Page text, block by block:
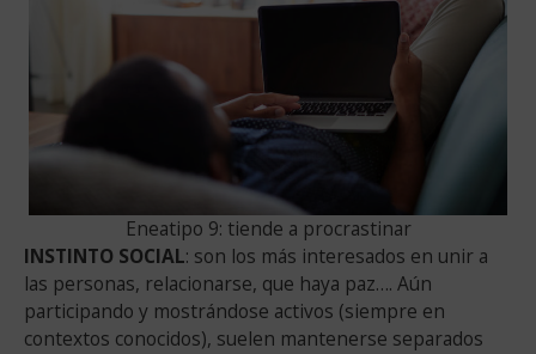
Eneatipo 9: tiende a procrastinar
INSTINTO SOCIAL: son los más interesados en unir a
las personas, relacionarse, que haya paz…. Aún
participando y mostrándose activos (siempre en
contextos conocidos), suelen mantenerse separados